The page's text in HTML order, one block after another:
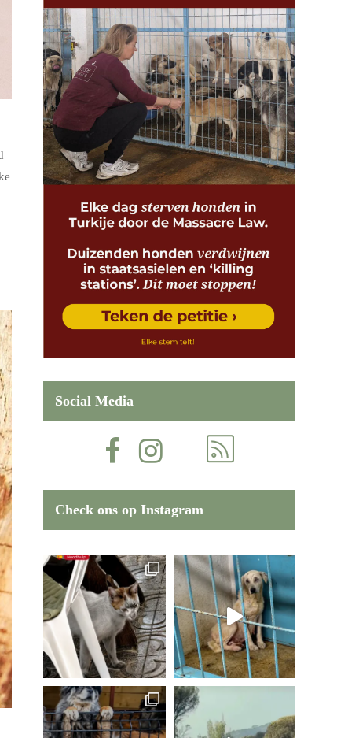
Social Media
Check ons op Instagram